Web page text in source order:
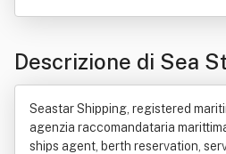
Descrizione di Sea
ency & Yacht
roddi
Seastar Shipping, registered
agenzia raccomandataria
ships agent, berth reservation,